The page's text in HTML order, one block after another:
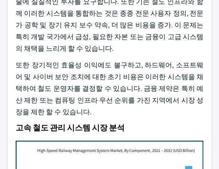
께 이러한 시스템을 통합하는 것은 종종 전문 사용자 정의, 전문
가 공학 및 장기 유지 보수 약속, 더 많은 비용을 증가. 이 문제는
특히 개발 국가에서 급성, 필요한 자본 또는 금융이 고급 시스템
의 채택을 느리게 할 수 있습니다.
또한 장기적인 효율성 이익에도 불구하고, 하드웨어, 소프트웨
어 및 사이버 보안 조치에 대한 초기 비용은 이러한 시스템을 채
택하여 철도 운영자를 결정할 수 있습니다. 금융 제약은 특히 예
산 제한 또는 컴퓨팅 인프라 우선 순위를 가진 지역에서 시장 성
장을 제한 할 수 있습니다.
고속 철도 관리 시스템 시장 분석